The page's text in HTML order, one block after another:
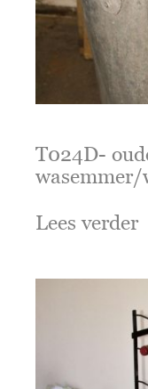
T024D-
wasemmer/
Lees verder